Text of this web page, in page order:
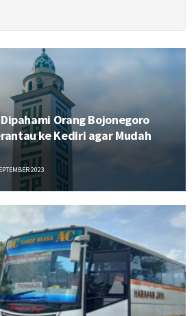
Orang Bojonegoro
ke Kediri agar Mudah
2023